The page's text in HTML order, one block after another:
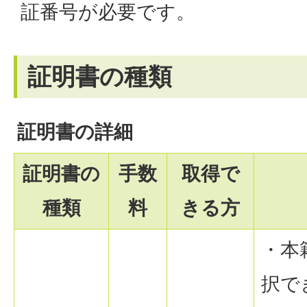
証番号が必要です。
証明書の種類
証明書の詳細
証明書の
種類
手数
料
取得で
きる方
・
択で